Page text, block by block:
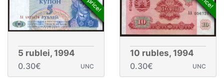
5 rublei, 1994
0.30€
UNC
10 rubles, 1994
0.30€
UNC